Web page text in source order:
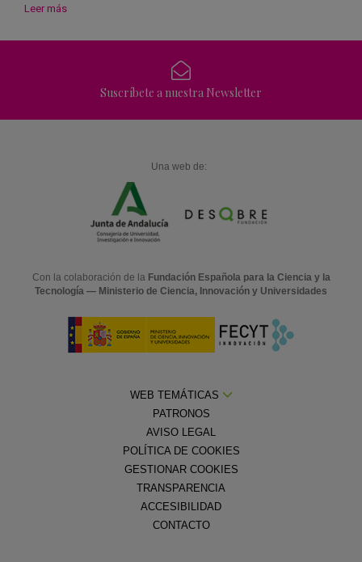
Leer más
Suscríbete a nuestra Newsletter
Una web de:
Con la colaboración de la Fundación Española para la Ciencia y la
Tecnología — Ministerio de Ciencia, Innovación y Universidades
WEB TEMÁTICAS
PATRONOS
AVISO LEGAL
POLÍTICA DE COOKIES
GESTIONAR COOKIES
TRANSPARENCIA
ACCESIBILIDAD
CONTACTO